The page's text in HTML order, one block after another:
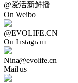
@爱活新鲜播
On Weibo
@EVOLIFE.CN
On Instagram
Nina@evolife.cn
Mail us